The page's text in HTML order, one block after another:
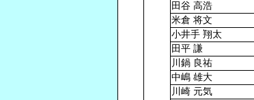
田谷 高浩
米倉 将文
小井手 翔太
田平 謙
川鍋 良祐
中嶋 雄大
川崎 元気